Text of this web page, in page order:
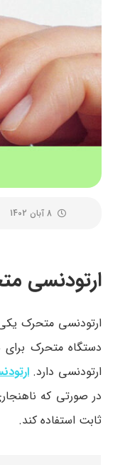
8 آبان 1402
ارتودنسی
ارتودنسی متحرک
دستگاه متحرک
ارتودنسی دارد.
در صورتی که
ثابت استفاده کند.